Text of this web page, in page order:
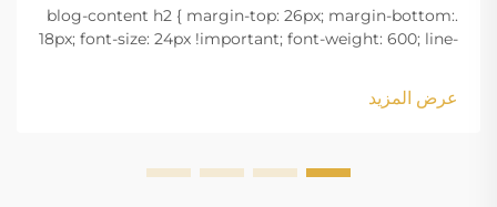
.blog-content h2 { margin-top: 26px; margin-bottom:
18px; font-size: 24px !important; font-weight: 600; line-
margin-bottom: 18px; font-size: 20px !important; font-
w...
عرض المزيد